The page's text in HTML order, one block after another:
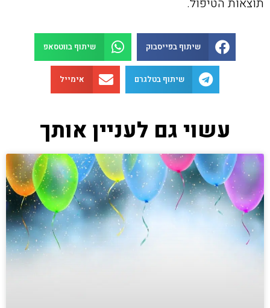
שיתוף בפייסבוק שיתוף בווטסאפ
שיתוף בטלגרם אימייל
עשוי גם לעניין אותך